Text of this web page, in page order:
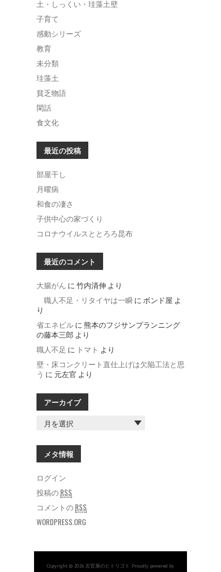
土・しっくい・珪藻土壁
子育て
感動シリーズ
教育
未分類
珪藻土
貧乏物語
閑話
食文化
最近の投稿
部屋干し
月曜病
和食の凄さ
子供中心の家づくり
コロナウイルスととろろ昆布
最近のコメント
大腸がん に 竹内清伸 より
職人不足・リタイヤは一瞬に ボンド屋 よ
り
省エネビルに 熊本のフジサンプランニング
の藤本三郎 より
職人不足 に トマト より
壁・床コンクリート直仕上げは欠陥工法と思
う に 元左官 より
アーカイブ
ア
ー
ブ
メタ情報
ログイン
投稿のRSS
コメントのRSS
WORDPRESS.ORG
Copyright © 2026 左官屋のヒトリゴト. Proudly powered by